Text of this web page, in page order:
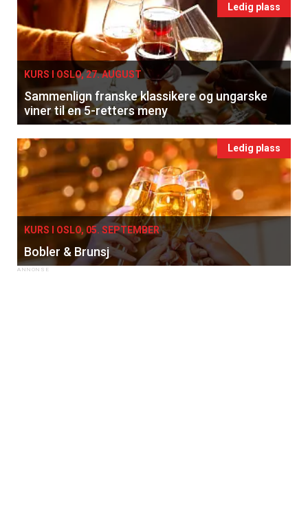
Ledig plass
KURS I OSLO, 27. AUGUST
Sammenlign franske klassikere og ungarske
viner til en 5-retters meny
Ledig plass
KURS I OSLO, 05. SEPTEMBER
Bobler & Brunsj